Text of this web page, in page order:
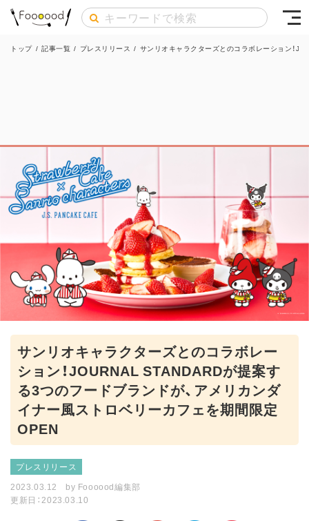
トップ / 記事一覧 / プレスリリース / サンリオキャラクターズとのコラボレーション！
サンリオキャラクターズとのコラボレー
ション！JOURNAL STANDARDが提案す
る3つのフードブランドが、アメリカンダ
イナー風ストロベリーカフェを期間限定
OPEN
プレスリリース
2023.03.12
by Foooood編集部
更新日：2023.03.10